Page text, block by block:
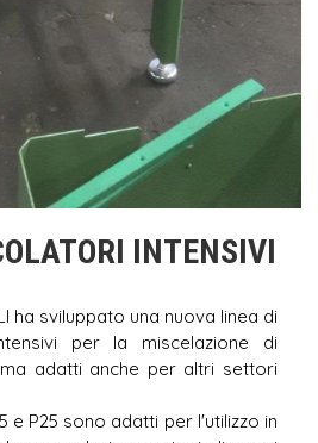
INTENSIVI
ha sviluppato una nuova linea di
per la miscelazione di
adatti anche per altri settori
e P25 sono adatti per l'utilizzo in